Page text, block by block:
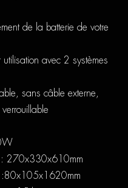
de la batterie de votre
avec 2 systèmes
sans câble externe,
: 270x330x610mm
:80x105x1620mm